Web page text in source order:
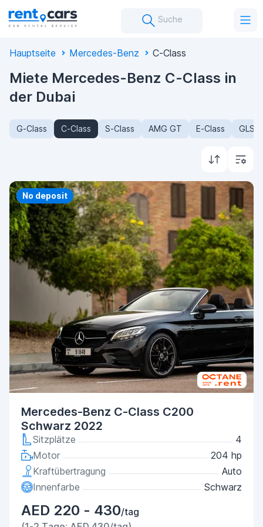
Suche
Hauptseite Mercedes-Benz C-Class
Miete Mercedes-Benz C-Class in
der Dubai
G-Class C-Class S-Class AMG GT E-Class GLS-
Priority
No deposit
Mercedes-Benz C-Class C200
Schwarz 2022
Sitzplätze
4
Motor
204 hp
Kraftübertragung
Auto
Innenfarbe
Schwarz
AED 220 - 430/tag